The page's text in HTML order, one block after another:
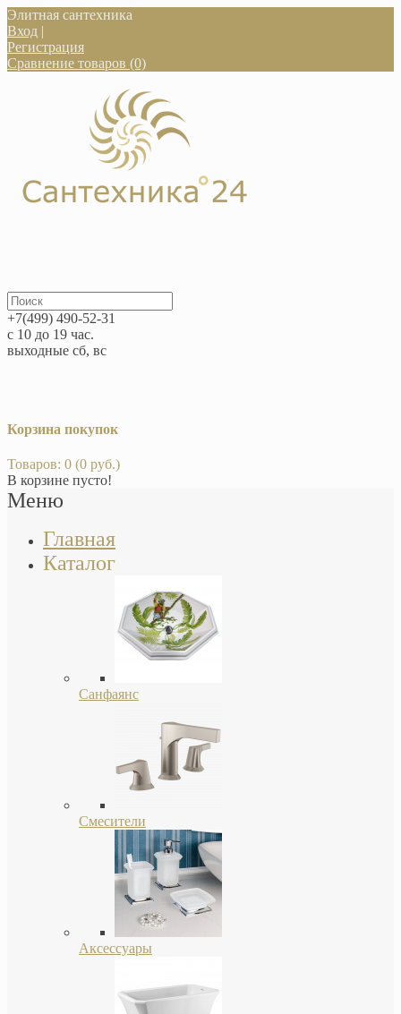
Элитная сантехника
Вход |
Регистрация
Сравнение товаров (0)
+7(499) 490-52-31
с 10 до 19 час.
выходные сб, вс
Корзина покупок
Товаров: 0 (0 руб.)
В корзине пусто!
Меню
Главная
Каталог
Санфаянс
Смесители
Аксессуары